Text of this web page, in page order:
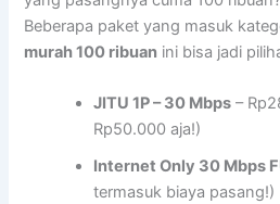
Beberapa paket yang masuk
murah 100 ribuan ini bisa jadi
JITU 1P – 30 Mbps –
Rp50.000 aja!)
Internet Only 30 Mbps
termasuk biaya pasang!)